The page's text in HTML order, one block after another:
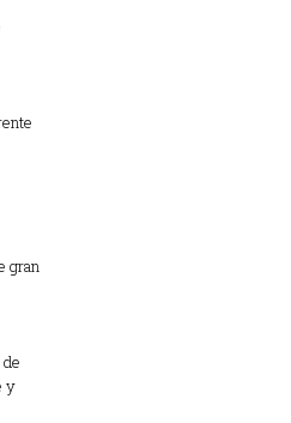
gran
y